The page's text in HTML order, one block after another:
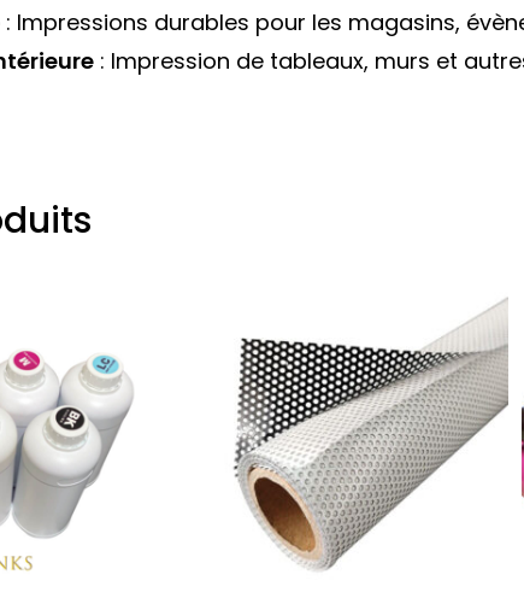
: Impressions durables pour les magasins,
: Impression de tableaux, murs et